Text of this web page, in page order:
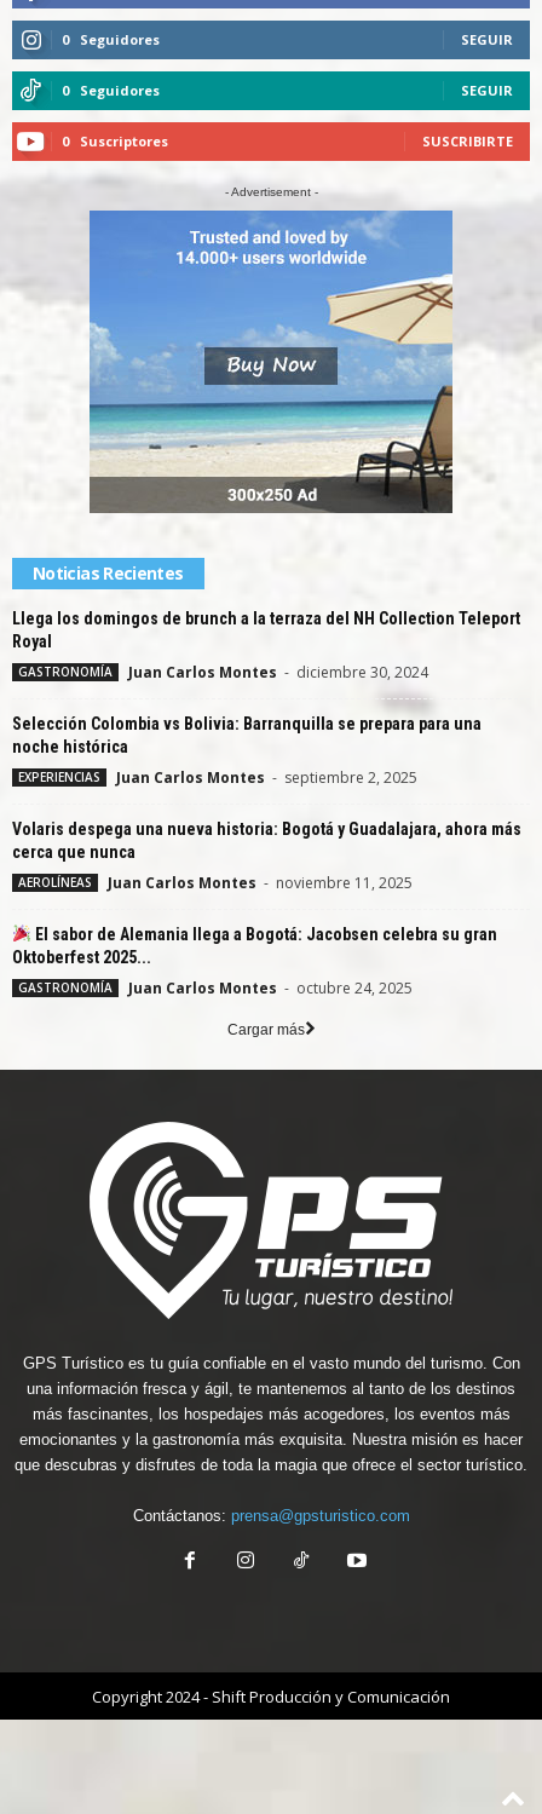
0 Seguidores SEGUIR
0 Seguidores SEGUIR
0 Suscriptores SUSCRIBIRTE
- Advertisement -
Noticias Recientes
Llega los domingos de brunch a la terraza del NH Collection Teleport
Royal
GASTRONOMÍA Juan Carlos Montes - diciembre 30, 2024
Selección Colombia vs Bolivia: Barranquilla se prepara para una
noche histórica
EXPERIENCIAS Juan Carlos Montes - septiembre 2, 2025
Volaris despega una nueva historia: Bogotá y Guadalajara, ahora más
cerca que nunca
AEROLÍNEAS Juan Carlos Montes - noviembre 11, 2025
El sabor de Alemania llega a Bogotá: Jacobsen celebra su gran
Oktoberfest 2025...
GASTRONOMÍA Juan Carlos Montes - octubre 24, 2025
Cargar más
GPS Turístico es tu guía confiable en el vasto mundo del turismo. Con
una información fresca y ágil, te mantenemos al tanto de los destinos
más fascinantes, los hospedajes más acogedores, los eventos más
emocionantes y la gastronomía más exquisita. Nuestra misión es hacer
que descubras y disfrutes de toda la magia que ofrece el sector turístico.
Contáctanos: prensa@gpsturistico.com
Copyright 2024 - Shift Producción y Comunicación